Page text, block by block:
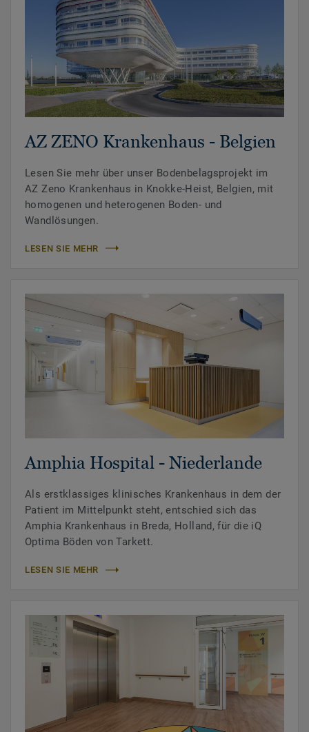
AZ ZENO Krankenhaus - Belgien
Lesen Sie mehr über unser Bodenbelagsprojekt im
AZ Zeno Krankenhaus in Knokke-Heist, Belgien, mit
homogenen und heterogenen Boden- und
Wandlösungen.
LESEN SIE MEHR
Amphia Hospital - Niederlande
Als erstklassiges klinisches Krankenhaus in dem der
Patient im Mittelpunkt steht, entschied sich das
Amphia Krankenhaus in Breda, Holland, für die iQ
Optima Böden von Tarkett.
LESEN SIE MEHR